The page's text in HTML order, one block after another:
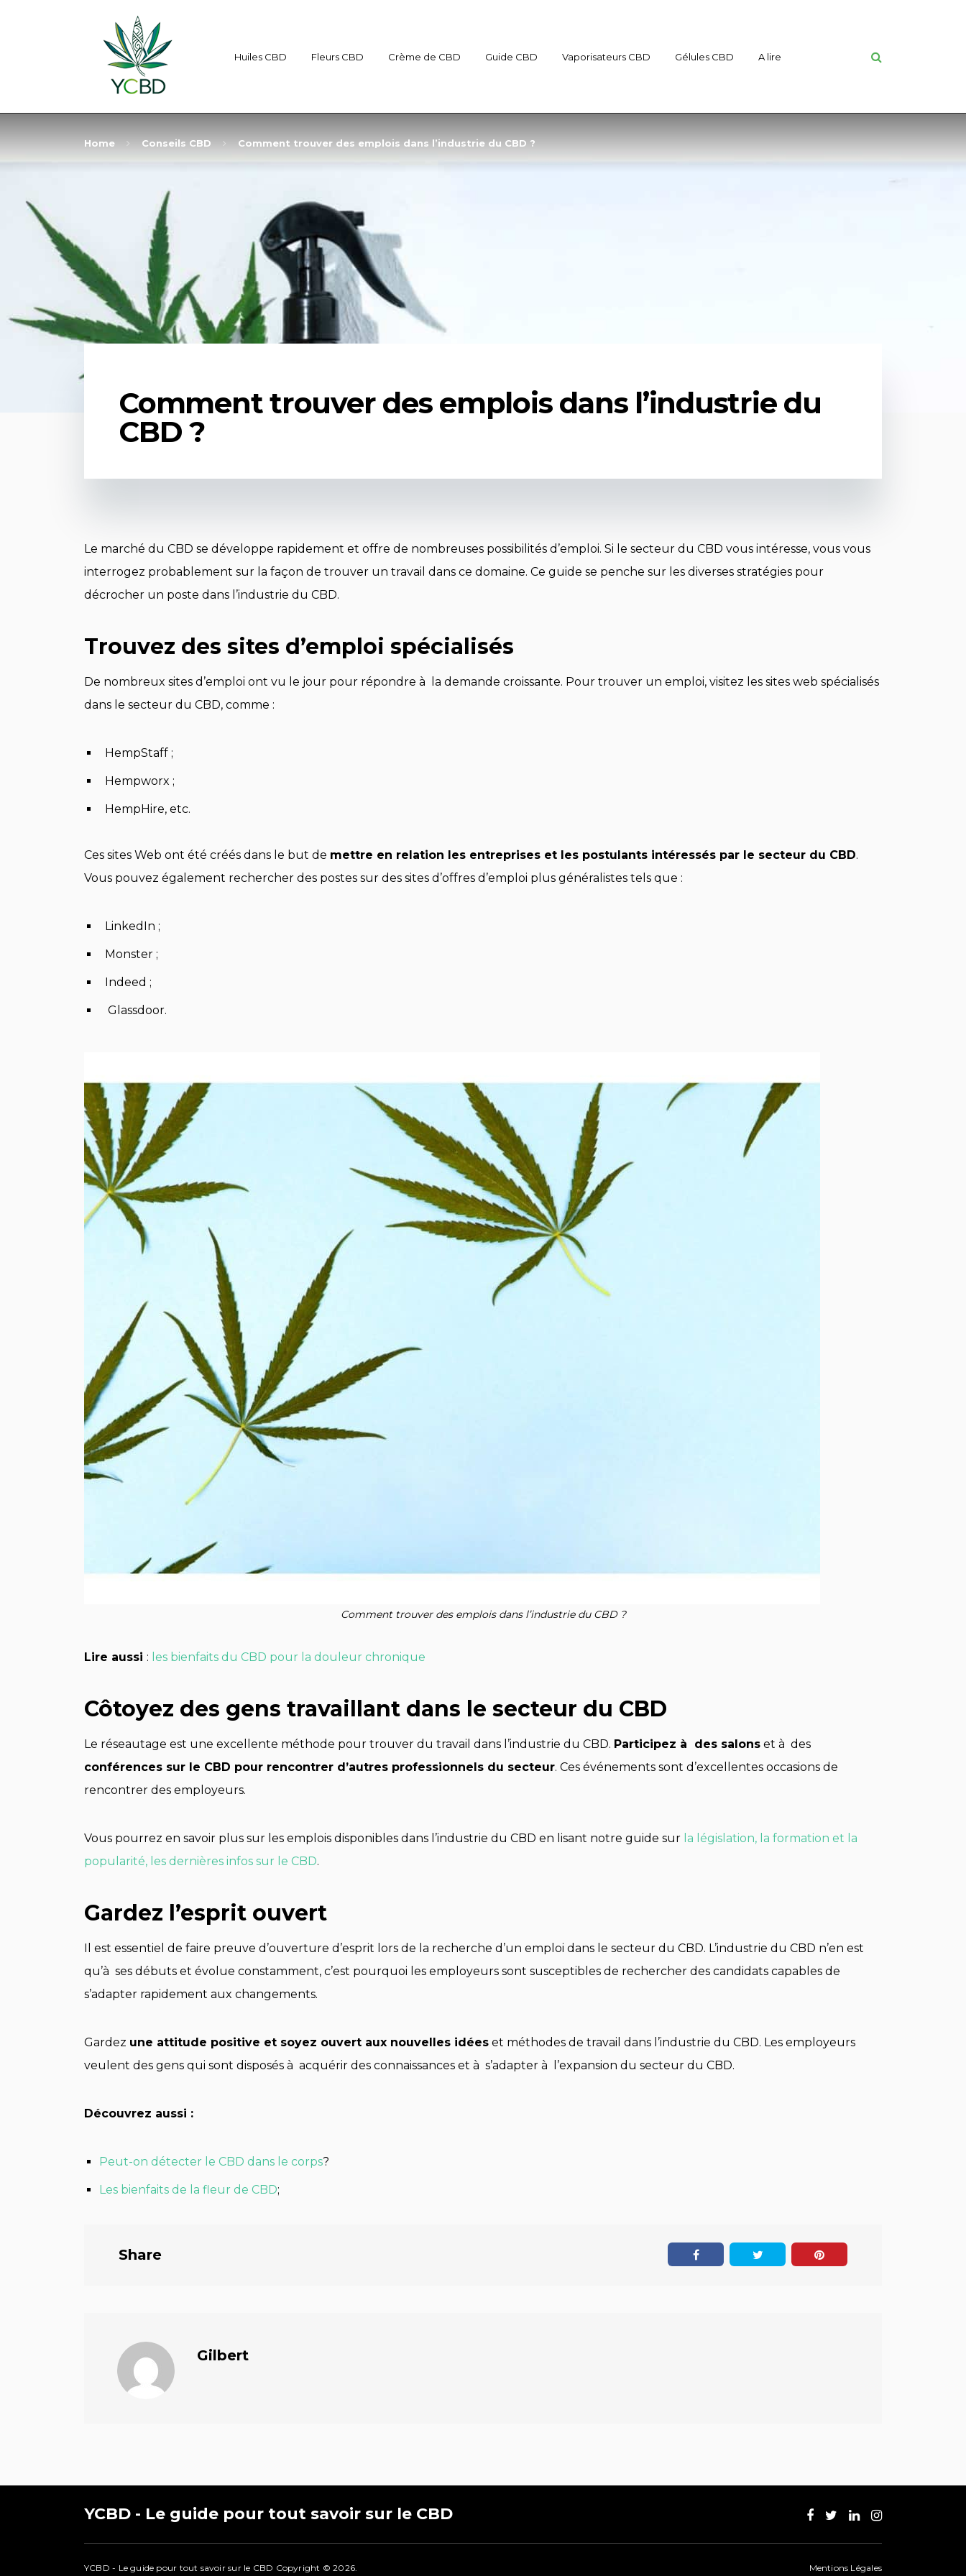
Huiles CBD Fleurs CBD Crème de CBD Guide CBD Vaporisateurs CBD Gélules CBD A lire
Home Conseils CBD Comment trouver des emplois dans l’industrie du CBD ?
Comment trouver des emplois dans l’industrie du
CBD ?
Le marché du CBD se développe rapidement et offre de nombreuses possibilités d’emploi. Si le secteur du CBD vous intéresse, vous vous
interrogez probablement sur la façon de trouver un travail dans ce domaine. Ce guide se penche sur les diverses stratégies pour
décrocher un poste dans l’industrie du CBD.
Trouvez des sites d’emploi spécialisés
De nombreux sites d’emploi ont vu le jour pour répondre à la demande croissante. Pour trouver un emploi, visitez les sites web spécialisés
dans le secteur du CBD, comme :
HempStaff ;
Hempworx ;
HempHire, etc.
Ces sites Web ont été créés dans le but de mettre en relation les entreprises et les postulants intéressés par le secteur du CBD.
Vous pouvez également rechercher des postes sur des sites d’offres d’emploi plus généralistes tels que :
LinkedIn ;
Monster ;
Indeed ;
Glassdoor.
Comment trouver des emplois dans l’industrie du CBD ?
Lire aussi : les bienfaits du CBD pour la douleur chronique
Côtoyez des gens travaillant dans le secteur du CBD
Le réseautage est une excellente méthode pour trouver du travail dans l’industrie du CBD. Participez à des salons et à des
conférences sur le CBD pour rencontrer d’autres professionnels du secteur. Ces événements sont d’excellentes occasions de
rencontrer des employeurs.
Vous pourrez en savoir plus sur les emplois disponibles dans l’industrie du CBD en lisant notre guide sur la législation, la formation et la
popularité, les dernières infos sur le CBD.
Gardez l’esprit ouvert
Il est essentiel de faire preuve d’ouverture d’esprit lors de la recherche d’un emploi dans le secteur du CBD. L’industrie du CBD n’en est
qu’à ses débuts et évolue constamment, c’est pourquoi les employeurs sont susceptibles de rechercher des candidats capables de
s’adapter rapidement aux changements.
Gardez une attitude positive et soyez ouvert aux nouvelles idées et méthodes de travail dans l’industrie du CBD. Les employeurs
veulent des gens qui sont disposés à acquérir des connaissances et à s’adapter à l’expansion du secteur du CBD.
Découvrez aussi :
Peut-on détecter le CBD dans le corps?
Les bienfaits de la fleur de CBD;
Share
Gilbert
YCBD - Le guide pour tout savoir sur le CBD
YCBD - Le guide pour tout savoir sur le CBD Copyright © 2026. Mentions Légales